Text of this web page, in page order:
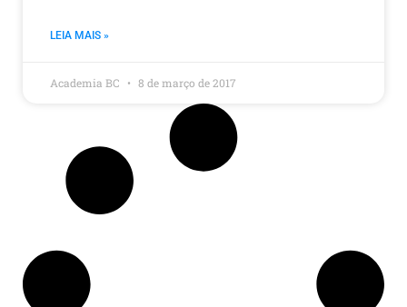
LEIA MAIS »
Academia BC 8 de março de 2017